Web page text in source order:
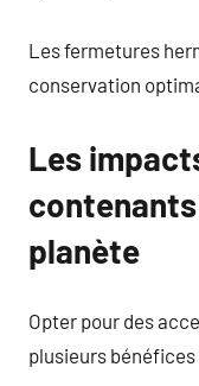
Les fermetures
conservation
Les
planète
Opter pour des
plusieurs